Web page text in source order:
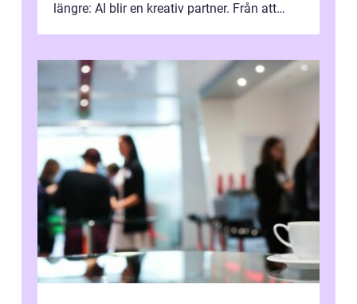
längre: AI blir en kreativ partner. Från att